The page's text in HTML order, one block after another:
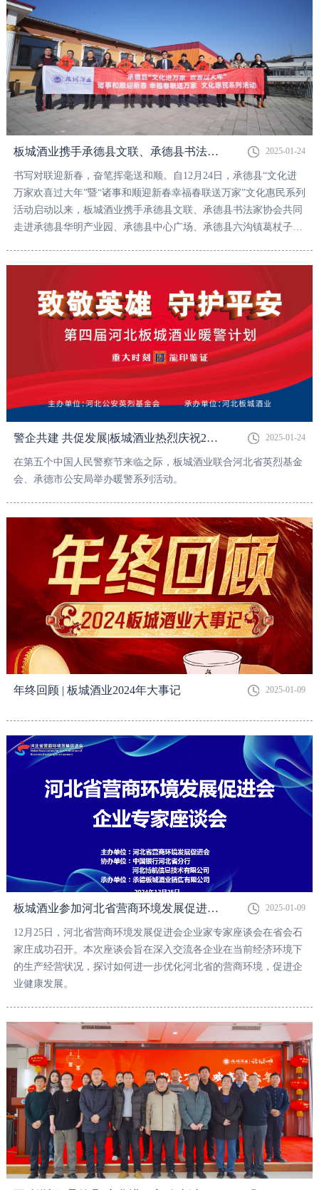
板城酒业携手承德县文联、承德县书法家协会入户送“福” 2025-01-24
书写对联迎新春，奋笔挥毫送和顺。自12月24日，承德县“文化进
万家欢喜过大年”暨“诸事和顺迎新春幸福春联送万家”文化惠民系列
活动启动以来，板城酒业携手承德县文联、承德县书法家协会共同
走进承德县华明产业园、承德县中心广场、承德县六沟镇葛杖子
警企共建 共促发展|板城酒业热烈庆祝2025年中国人民警察节，向中国人民警察致敬 2025-01-24
在第五个中国人民警察节来临之际，板城酒业联合河北省英烈基金
会、承德市公安局举办暖警系列活动。
年终回顾 | 板城酒业2024年大事记 2025-01-09
板城酒业参加河北省营商环境发展促进会企业家专家座谈会 2025-01-09
12月25日，河北省营商环境发展促进会企业家专家座谈会在省会石
家庄成功召开。本次座谈会旨在深入交流各企业在当前经济环境下
的生产经营状况，探讨如何进一步优化河北省的营商环境，促进企
业健康发展。